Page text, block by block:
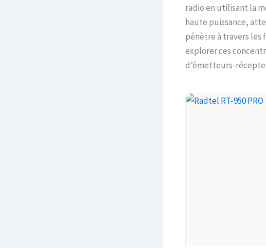
radio en utilisant la
haute puissance,
pénètre à travers les
explorer ces
d’émetteurs-